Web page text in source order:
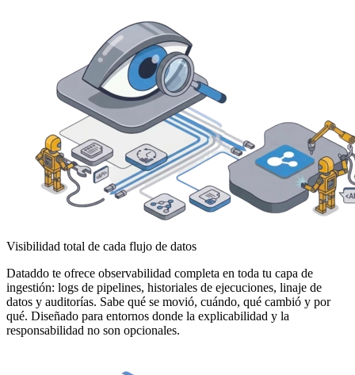
Visibilidad total de cada flujo de datos
Dataddo te ofrece observabilidad completa en toda tu capa de
ingestión: logs de pipelines, historiales de ejecuciones, linaje de
datos y auditorías. Sabe qué se movió, cuándo, qué cambió y por
qué. Diseñado para entornos donde la explicabilidad y la
responsabilidad no son opcionales.